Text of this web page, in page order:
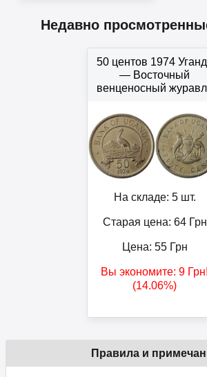
Недавно
50 центов 1974
— Восточный
венценосный
На складе: 5 шт.
Старая цена: 64Грн
Цена: 55Грн
Вы экономите: 9 Грн!
(14.06%)
Правила и